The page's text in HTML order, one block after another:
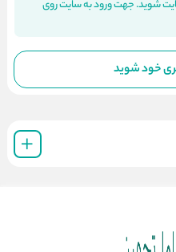
شوید. جهت ورود به سایت روی
خود شوید